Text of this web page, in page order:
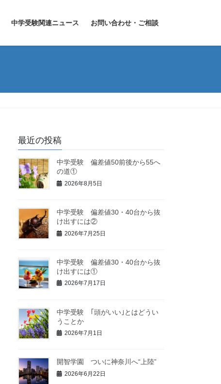
中学受験関連ニュース お問い合わせ・ご相談
最近の投稿
中学受験 偏差値50前後から55へ
の道①
2026年8月5日
中学受験 偏差値30・40台から抜
け出すには②
2026年7月25日
中学受験 偏差値30・40台から抜
け出すには①
2026年7月17日
中学受験 ｢頭がいい｣とはどうい
うことか
2026年7月1日
開智学園 ついに神奈川へ“上陸”
2026年6月22日